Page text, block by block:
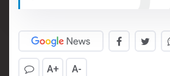
A+ A-